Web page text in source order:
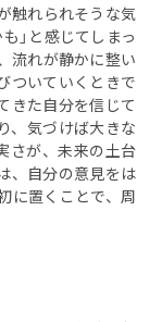
触れられそうな気
」と感じてしまっ
流れが静かに整い
ついていくときで
きた自分を信じて
、気づけば大きな
さが、未来の土台
、自分の意見をは
に置くことで、周